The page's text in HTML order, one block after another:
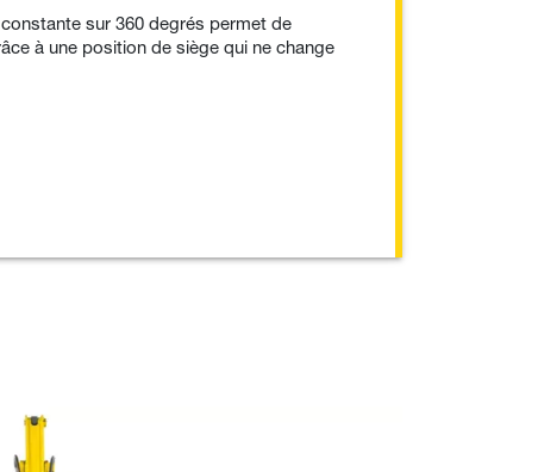
sur 360 degrés permet de
à une position de siège qui ne change